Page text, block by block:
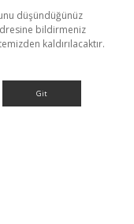
düşündüğünüz
bildirmeniz
kaldırılacaktır.